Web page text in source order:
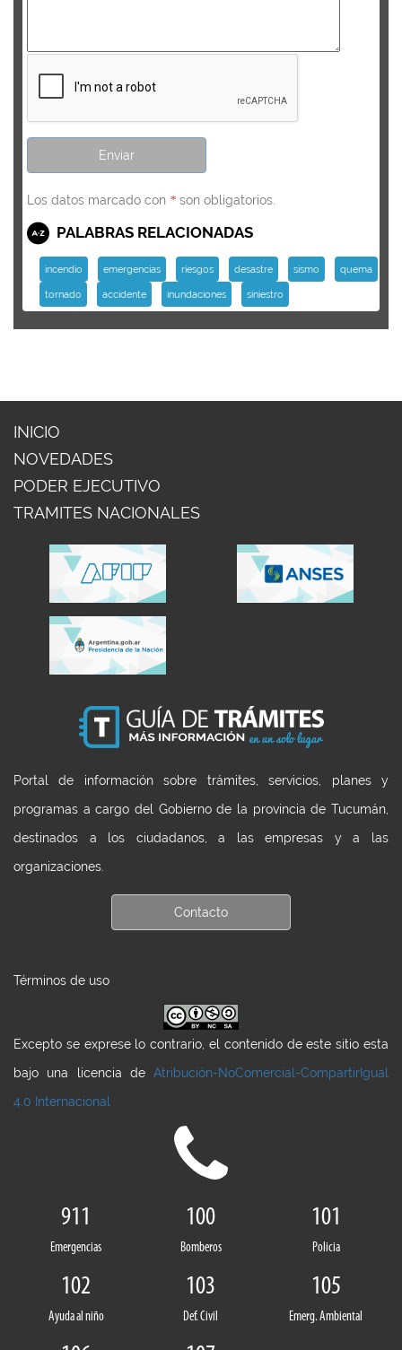
Los datos marcado con * son obligatorios.
PALABRAS RELACIONADAS
incendio emergencias riesgos desastre sismo
quema
tornado
accidente inundaciones siniestro
INICIO
NOVEDADES
PODER EJECUTIVO
TRAMITES NACIONALES
Portal de información sobre trámites, servicios, planes y
programas a cargo del Gobierno de la provincia de Tucumán,
destinados a los ciudadanos, a las empresas y a las
organizaciones.
Contacto
Términos de uso
Excepto se exprese lo contrario, el contenido de este sitio esta
bajo una licencia de Atribución-NoComercial-CompartirIgual
4.0 Internacional
911
Emergencias
100
Bomberos
101
Policia
102
Ayuda al niño
103
Def. Civil
105
Emerg. Ambiental